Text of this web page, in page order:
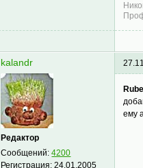
kalandr
Редактор
Сообщений:4200
Регистрация:24.01.2005
ему